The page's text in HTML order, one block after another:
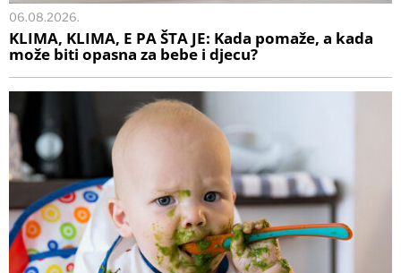
06.08.2026.
KLIMA, KLIMA, E PA ŠTA JE: Kada pomaže, a kada
može biti opasna za bebe i djecu?